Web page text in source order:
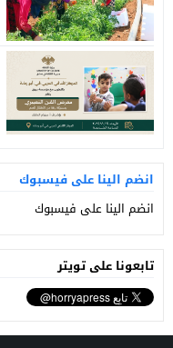
انضم الينا على فيسبوك
انضم الينا على فيسبوك
تابعونا على تويتر